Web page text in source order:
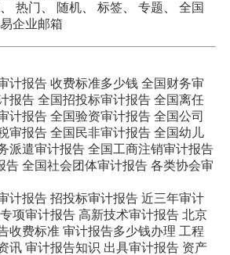
热门 随机 标签 专题
全国
企业邮箱
计报告 收费标准多少钱 全国财务审
报告 全国招投标审计报告 全国离任
计报告 全国验资审计报告 全国公司
审报告 全国民非审计报告 全国幼儿
派遣审计报告 全国工商注销审计报告
告 全国社会团体审计报告 各类协会审
计报告 招投标审计报告 近三年审计
专项审计报告 高新技术审计报告 北京
收费标准 审计报告多少钱办理 工程
讯 审计报告知识 出具审计报告 资产